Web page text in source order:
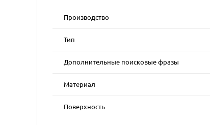
Производство
Тип
Дополнительные поисковые фразы
Материал
Поверхность